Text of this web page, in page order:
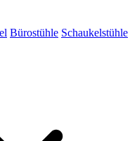
Bürostühle Schaukelstühle